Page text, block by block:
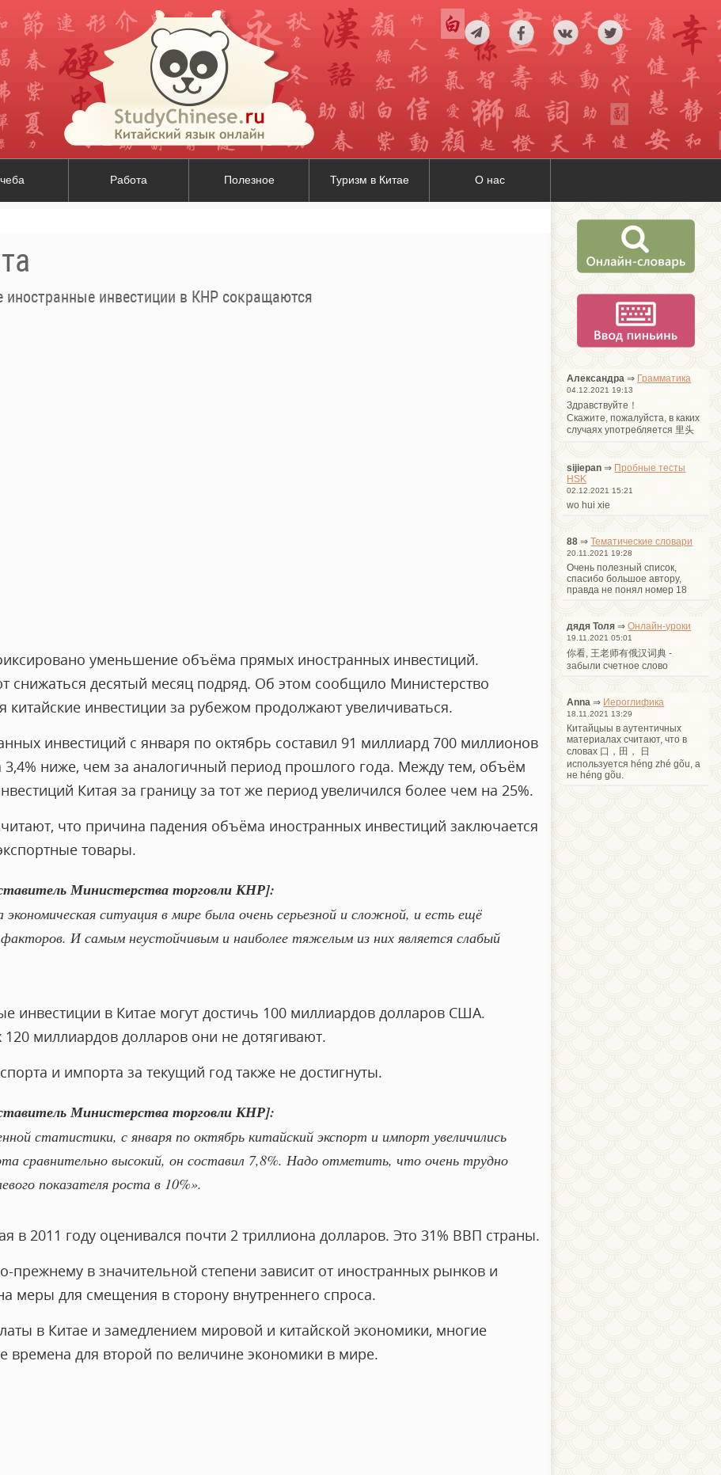
Работа Полезное Туризм в Китае О нас
инвестиции в КНР сокращаются
уменьшение объёма прямых иностранных инвестиций.
снижаться десятый месяц подряд. Об этом сообщило Министерство
китайские инвестиции за рубежом продолжают увеличиваться.
инвестиций с января по октябрь составил 91 миллиард 700 миллионов
3,4% ниже, чем за аналогичный период прошлого года. Между тем, объём
Китая за границу за тот же период увеличился более чем на 25%.
что причина падения объёма иностранных инвестиций заключается
товары.
Министерства торговли КНР]:
экономическая ситуация в мире была очень серьезной и сложной, и есть ещё
И самым неустойчивым и наиболее тяжелым из них является слабый
инвестиции в Китае могут достичь 100 миллиардов долларов США.
миллиардов долларов они не дотягивают.
и импорта за текущий год также не достигнуты.
Министерства торговли КНР]:
статистики, с января по октябрь китайский экспорт и импорт увеличились
сравнительно высокий, он составил 7,8%. Надо отметить, что очень трудно
показателя роста в 10%».
в 2011 году оценивался почти 2 триллиона долларов. Это 31% ВВП страны.
прежнему в значительной степени зависит от иностранных рынков и
меры для смещения в сторону внутреннего спроса.
в Китае и замедлением мировой и китайской экономики, многие
времена для второй по величине экономики в мире.
Александра ⇒ Грамматика
04.12.2021 19:13
Здравствуйте！
Cкажите, пожалуйста, в каких
случаях употребляется 里头
sijiepan ⇒ Пробные тесты
HSK
02.12.2021 15:21
wo hui xie
88 ⇒Тематические словари
20.11.2021 19:28
Очень полезный список,
спасибо большое автору,
правда не понял номер 18
дядя Толя ⇒Онлайн-уроки
19.11.2021 05:01
你看, 王老师有俄汉词典 -
забыли счетное слово
Anna ⇒ Иероглифика
18.11.2021 13:29
Китайцыы в аутентичных
материалах считают, что в
словах 口，田， 日
используется héng zhé gõu, а
не héng gõu.